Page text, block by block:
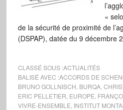
«
de la sécurité de proximité de
(DSPAP), datée du 9 décembre
CLASSÉ SOUS :ACTUALITÉS
BALISÉ AVEC :ACCORDS DE
BRUNO GOLLNISCH BURQA,
ERIC PELLETIER EUROPE
VIVRE-ENSEMBLE INSTITUT